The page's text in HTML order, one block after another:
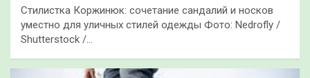
Стилистка Коржинюк: сочетание сандалий и носков
уместно для уличных стилей одежды Фото: Nedrofly /
Shutterstock /…